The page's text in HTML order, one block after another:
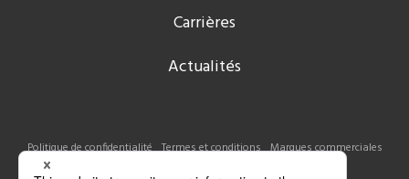
Carrières
Actualités
Politique de confidentialité Termes et conditions Marques commerciales